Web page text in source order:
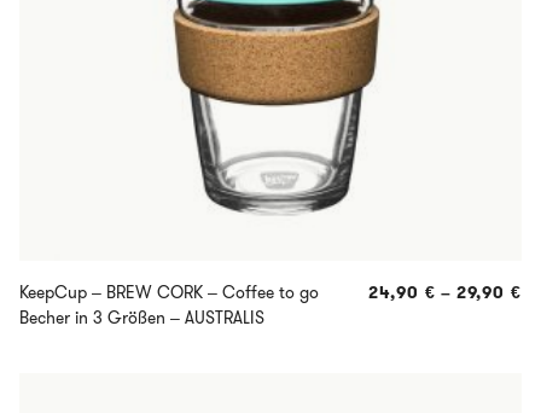
KeepCup – BREW CORK – Coffee to go
Becher in 3 Größen – AUSTRALIS
24,90 € – 29,90 €